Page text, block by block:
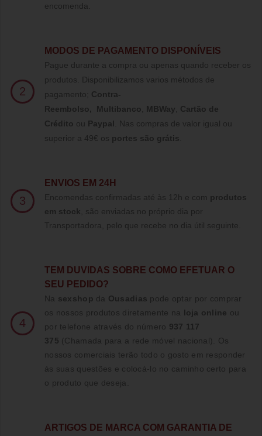
encomenda.
2
MODOS DE PAGAMENTO DISPONÍVEIS
Pague durante a compra ou apenas quando receber os
produtos. Disponibilizamos varios métodos de
pagamento; Contra-
Reembolso, Multibanco MBWay
Cartão de
Crédito ou Paypal
Nas compras de valor igual ou
superior a 49€ os portes são grátis
3
ENVIOS EM 24H
Encomendas confirmadas até às 12h e com produtos
em stock , são enviadas no próprio dia por
Transportadora, pelo que recebe no dia útil seguinte.
4
TE M DUVIDAS SOBRE COMO EFETUAR O
SEU PEDIDO?
Na sexshop da Ousadias pode optar por comprar
os nossos produtos diretamente na loja online ou
por telefone através do número 937 117
375 (Chamada para a rede móvel nacional)
. Os
nossos comerciais terão todo o gosto em responder
ás suas questões e colocá-lo no caminho certo para
o produto que deseja.
ARTIGOS DE MARCA COM GARANTIA DE